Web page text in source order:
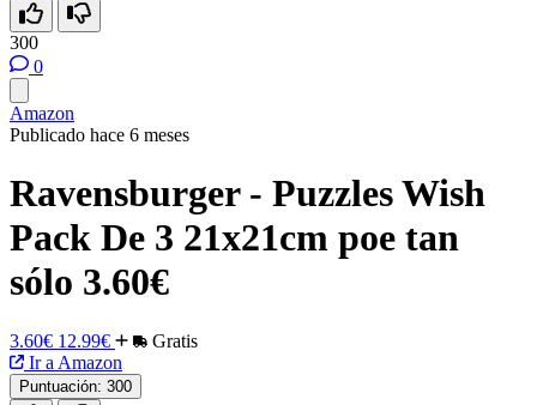
300
0
Amazon
Publicado hace 6 meses
Ravensburger - Puzzles Wish
Pack De 3 21x21cm poe tan
sólo 3.60€
3.60€ 12.99€
Gratis
Ir a Amazon
Puntuación: 300